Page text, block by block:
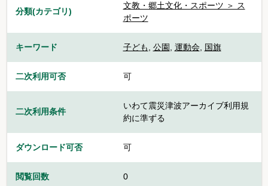
分類(カテゴリ)
文教・郷土文化・スポーツ ＞ ス
ポーツ
キーワード 子ども, 公園, 運動会, 国旗
二次利用可否 可
二次利用条件
いわて震災津波アーカイブ利用規
約に準ずる
ダウンロード可否 可
閲覧回数 0